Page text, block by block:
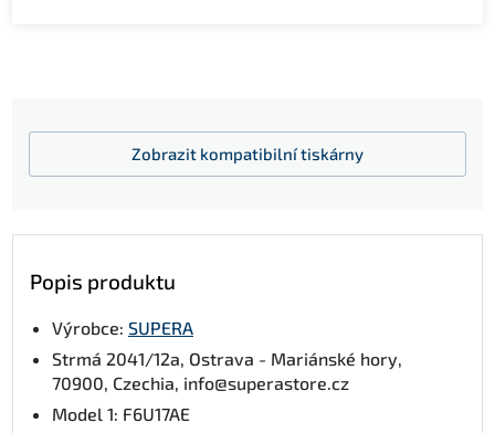
Zobrazit kompatibilní tiskárny
Popis produktu
Výrobce: SUPERA
Strmá 2041/12a, Ostrava - Mariánské hory,
70900, Czechia, info@superastore.cz
Model 1: F6U17AE